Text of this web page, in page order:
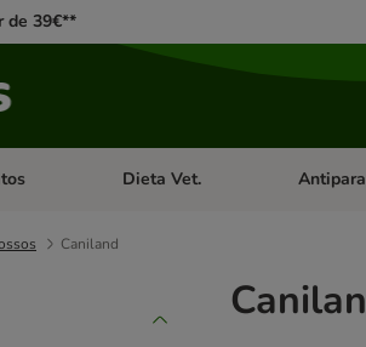
de 39€**
menu de categoria: CãesAbrir menu de categoria: Gatos
Dieta Vet. Abrir
Caniland